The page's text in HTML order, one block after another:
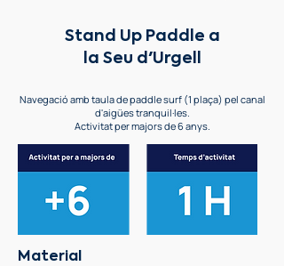
Stand Up Paddle a
la Seu d'Urgell
Navegació amb taula de paddle surf (1 plaça) pel canal
d'aigües tranquil·les.
Activitat per majors de 6 anys.
Material